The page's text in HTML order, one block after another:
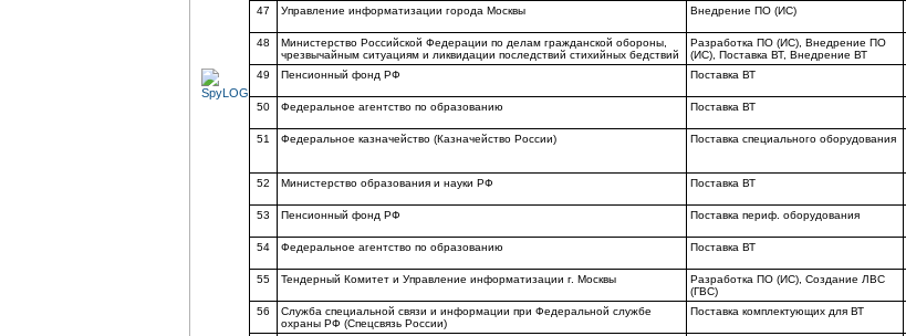
47 Управление информатизации города Москвы Внедрение ПО (ИС)
48
Министерство Российской Федерации по делам гражданской обороны,
чрезвычайным ситуациям и ликвидации последствий стихийных бедствий
Разработка ПО (ИС), Внедрение ПО
(ИС), Поставка ВТ, Внедрение ВТ
49 Пенсионный фонд РФ Поставка ВТ
50 Федеральное агентство по образованию Поставка ВТ
51 Федеральное казначейство (Казначейство России) Поставка специального оборудования
52 Министерство образования и науки РФ Поставка ВТ
53 Пенсионный фонд РФ Поставка периф. оборудования
54 Федеральное агентство по образованию Поставка ВТ
55 Тендерный Комитет и Управление информатизации г. Москвы
Разработка ПО (ИС), Создание ЛВС
(ГВС)
56
Служба специальной связи и информации при Федеральной службе
охраны РФ (Спецсвязь России)
Поставка комплектующих для ВТ